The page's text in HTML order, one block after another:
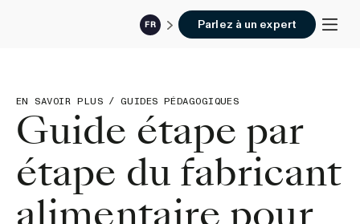
FR Parlez à un expert
EN SAVOIR PLUS / GUIDES PÉDAGOGIQUES
Guide étape par
étape du fabricant